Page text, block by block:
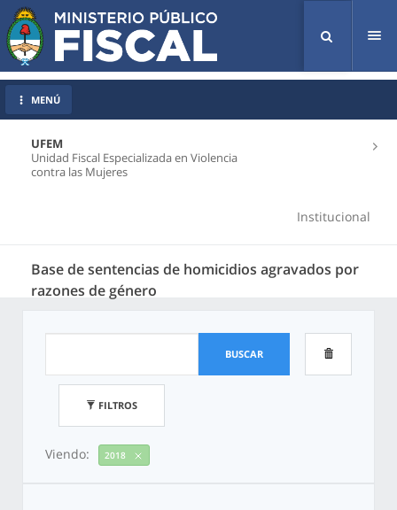
UFEM
Unidad Fiscal Especializada en Violencia
contra las Mujeres
Institucional
Base de sentencias de homicidios agravados por
razones de género
MENÚ
BUSCAR
FILTROS
Viendo: 2018